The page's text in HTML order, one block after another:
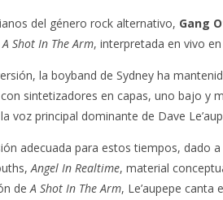
del género rock alternativo, Gang
A Shot In The Arm, interpretada en vivo
la boyband de Sydney ha
sintetizadores en capas, uno bajo y
voz principal dominante de Dave
adecuada para estos tiempos, dado
Angel In Realtime, material
de A Shot In The Arm, Le’aupepe